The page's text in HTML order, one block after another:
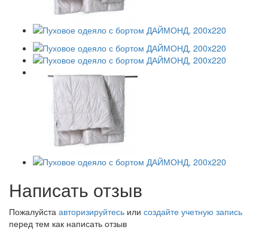
Написать отзыв
Пожалуйста авторизируйтесь или создайте учетную запись
перед тем как написать отзыв